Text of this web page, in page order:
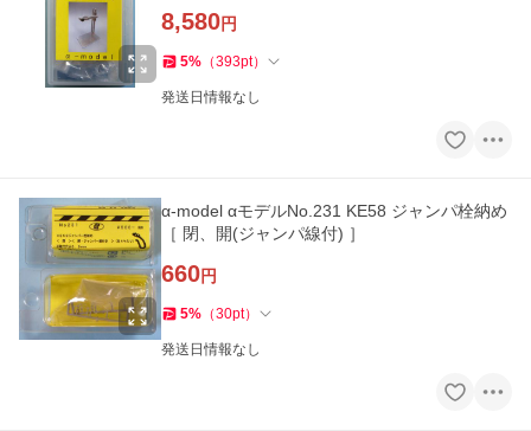
8,580円
5% （393pt）
発送日情報なし
α-model αモデルNo.231 KE58 ジャンパ栓納め
［ 閉、開(ジャンパ線付) ］
660円
5% （30pt）
発送日情報なし